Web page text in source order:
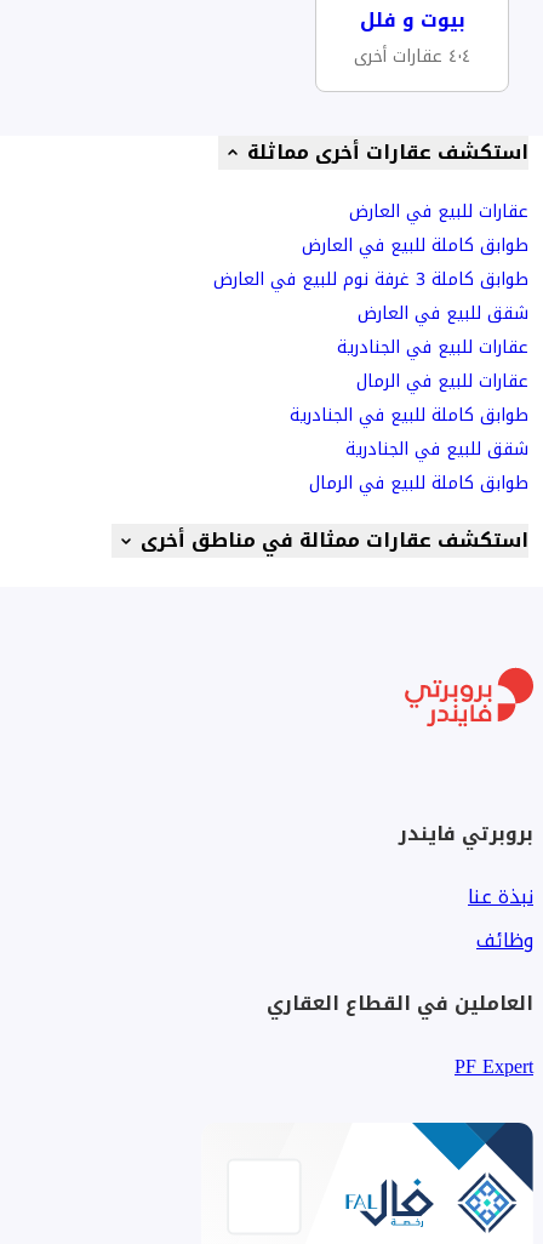
بيوت و فلل
٤٠٤ عقارات أخرى
استكشف عقارات أخرى مماثلة
عقارات للبيع في العارض
طوابق كاملة للبيع في العارض
طوابق كاملة 3 غرفة نوم للبيع في العارض
شقق للبيع في العارض
عقارات للبيع في الجنادرية
عقارات للبيع في الرمال
طوابق كاملة للبيع في الجنادرية
شقق للبيع في الجنادرية
طوابق كاملة للبيع في الرمال
استكشف عقارات ممثالة في مناطق أخرى
بروبرتي فايندر
نبذة عنا
وظائف
العاملين في القطاع العقاري
PF Expert